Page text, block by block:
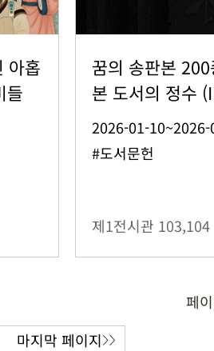
아홉
들
꿈의 송판본
본 도서의 정수
2026-01-
#도서문헌
제1전시관 103,104
페
마지막 페이지